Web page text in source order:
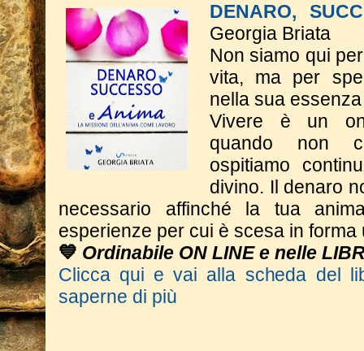
DENARO,
Georgia Briata
Non siamo qui
vita, ma per
nella sua
Vivere è un
quando non
ospitiamo
divino. Il denaro
necessario affinché la tua
esperienze per cui è scesa in
💙 Ordinabile ON LINE e nelle
Clicca qui e vai alla scheda del
saperne di più